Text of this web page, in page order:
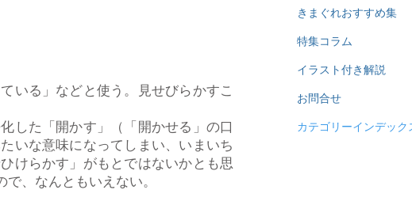
いる」などと使う。見せびらかすこ
した「開かす」（「開かせる」の口
いな意味になってしまい、いまいち
けらかす」がもとではないかとも思
、なんともいえない。
きまぐれおすすめ集
特集コラム
イラスト付き解説
お問合せ
カテゴリーインデック